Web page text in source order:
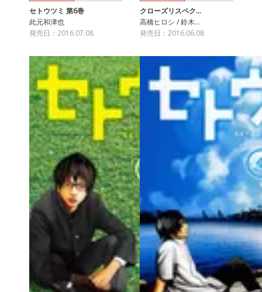
セトウツミ 第6巻
此元和津也
発売日：2016.07.08
クローズリスペク…
高橋ヒロシ / 鈴木…
発売日：2016.06.08